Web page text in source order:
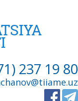
237 19 80